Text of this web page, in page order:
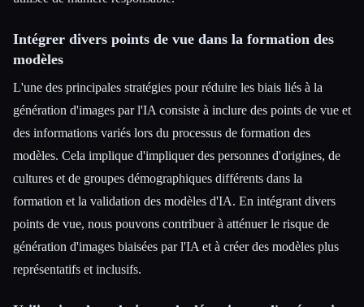
Intégrer divers points de vue dans la formation des
modèles
L'une des principales stratégies pour réduire les biais liés à la
génération d'images par l'IA consiste à inclure des points de vue et
des informations variés lors du processus de formation des
modèles. Cela implique d'impliquer des personnes d'origines, de
cultures et de groupes démographiques différents dans la
formation et la validation des modèles d'IA. En intégrant divers
points de vue, nous pouvons contribuer à atténuer le risque de
génération d'images biaisées par l'IA et à créer des modèles plus
représentatifs et inclusifs.